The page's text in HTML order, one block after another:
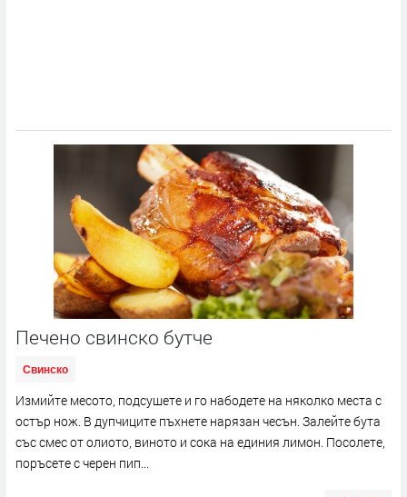
Печено свинско бутче
Свинско
Измийте месото, подсушете и го набодете на няколко места с
остър нож. В дупчиците пъхнете нарязан чесън. Залейте бута
със смес от олиото, виното и сока на единия лимон. Посолете,
поръсете с черен пип...